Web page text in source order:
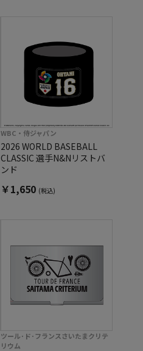
WBC・侍ジャパン
2026 WORLD BASEBALL
CLASSIC 選手N&Nリストバ
ンド
￥1,650 (税込)
ツール･ド･フランスさいたまクリテ
リウム